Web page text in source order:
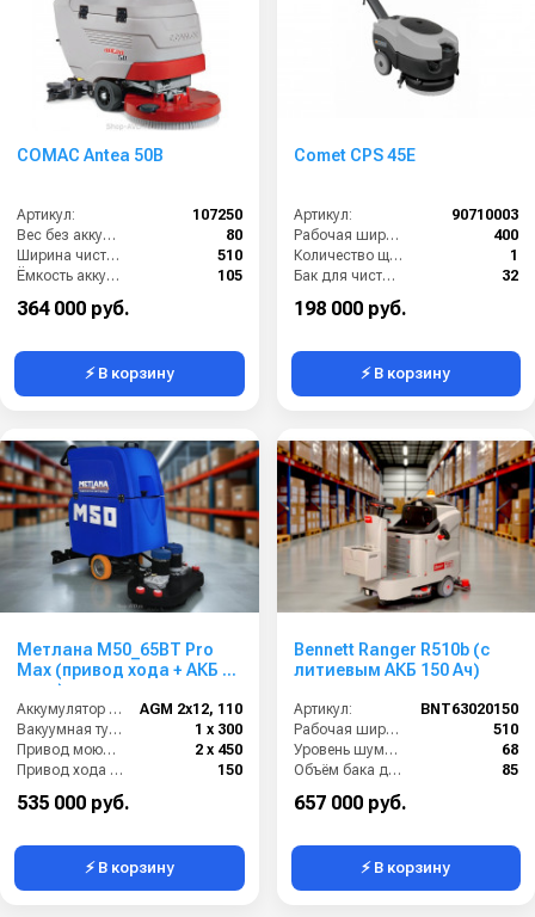
COMAC Antea 50B
Артикул:
107250
Вес без аккумуляторов (кг):
80
Ширина чистки щёток (мм):
510
Ёмкость аккумуляторов (Ач):
105
Давление прижима щетки (г/см2):
364 000 руб.
⚡ В корзину
Comet CPS 45E
Артикул:
90710003
Рабочая ширина щеток (мм):
400
Количество щеток (шт):
1
Бак для чистой воды (л):
32
198 000 руб.
⚡ В корзину
Метлана М50_65BT Pro
Max (привод хода + АКБ 3
часа)
Аккумулятор АКБ (В/А·ч):
AGM 2х12, 110
Вакуумная турбина (Вт):
1 х 300
Привод моющих щеток (Вт):
2 х 450
Привод хода ( Вт):
150
535 000 руб.
⚡ В корзину
Bennett Ranger R510b (с
литиевым АКБ 150 Ач)
Артикул:
BNT63020150
Рабочая ширина (мм):
510
Уровень шума (дБ):
68
Объём бака для грязной воды (л):
85
Объём бака для чистой воды (л):
657 000 руб.
⚡ В корзину